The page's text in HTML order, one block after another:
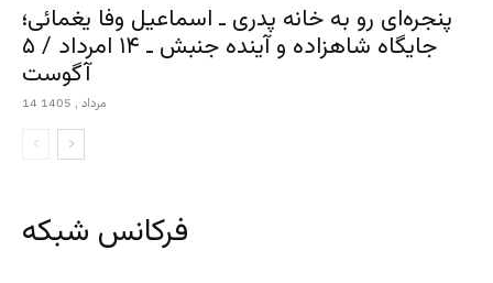
پنجره‌ای رو به خانه پدری ـ اسماعیل وفا یغمائی؛
جایگاه شاهزاده و آینده جنبش ـ ۱۴ امرداد / ۵
آگوست
14 مرداد , 1405
فرکانس شبکه